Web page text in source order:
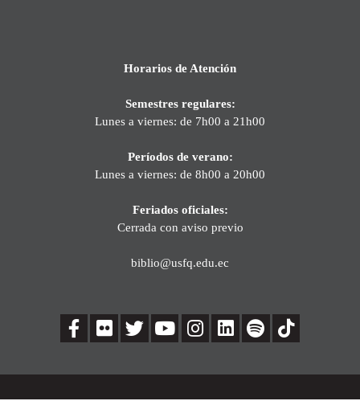
Horarios de Atención
Semestres regulares:
Lunes a viernes: de 7h00 a 21h00
Períodos de verano:
Lunes a viernes: de 8h00 a 20h00
Feriados oficiales:
Cerrada con aviso previo
biblio@usfq.edu.ec